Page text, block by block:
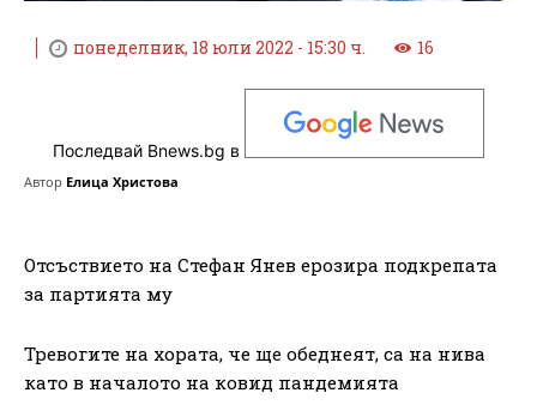
понеделник, 18 юли 2022 - 15:30 ч. 16
Последвай Bnews.bg в
Автор Елица Христова
Отсъствието на Стефан Янев ерозира подкрепата
за партията му
Тревогите на хората, че ще обеднеят, са на нива
като в началото на ковид пандемията